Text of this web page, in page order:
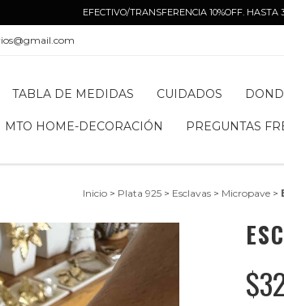
EFECTIVO/TRANSFERENCIA 10%OFF. HASTA
TABLA DE MEDIDAS CUIDADOS
MTO HOME-DECORACIÓN PREGUNTAS
Inicio > Plata 925 > Esclavas > Micropave >